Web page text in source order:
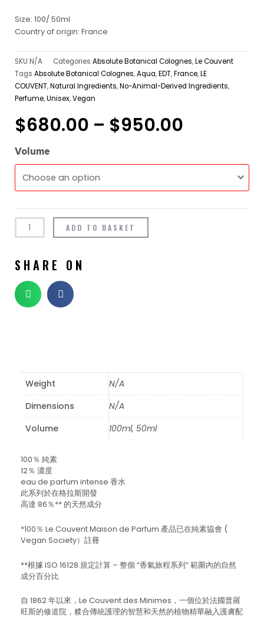
Size: 100/ 50ml
Country of origin: France
SKU N/A Categories Absolute Botanical Colognes,Le Couvent
Tags Absolute Botanical Colognes,Aqua,EDT,France,LE
COUVENT,Natural Ingredients,No-Animal-Derived Ingredients,
Perfume,Unisex,Vegan
$680.00 – $950.00
Volume
ADD TO BASKET
SHARE ON
Weight
N/A
Dimensions
N/A
Volume
100ml, 50ml
100％ 純素
12％ 濃度
eau de parfum intense 香水
此系列於在格拉斯開發
高達 86％** 的天然成分
*100％ Le Couvent Maison de Parfum 產品已在純素協會 (
Vegan Society）註冊
**根據 ISO 16128 規定計算 – 整個 “香氣旅程系列” 範圍內的自然
成分百分比
自 1862 年以來，Le Couvent des Minimes，一個位於法國普羅
旺斯的修道院，糅合傳統護理的智慧和天然的植物精華融入護膚配